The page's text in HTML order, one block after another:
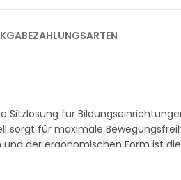
ZAHLUNGSARTEN
Sitzlösung für
sorgt für maximale
der ergonomischen Form ist